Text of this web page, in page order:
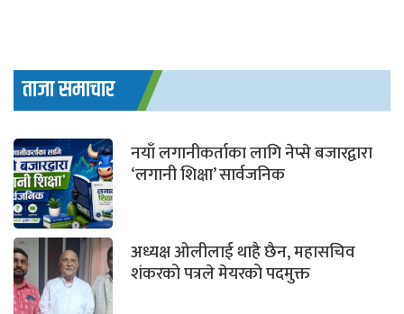
ताजा समाचार
नयाँ लगानीकर्ताका लागि नेप्से बजारद्वारा
‘लगानी शिक्षा’ सार्वजनिक
अध्यक्ष ओलीलाई थाहै छैन, महासचिव
शंकरको पत्रले मेयरको पदमुक्त